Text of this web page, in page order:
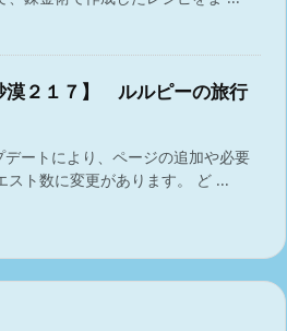
漠２１７】 ルルピーの旅行
ートにより、ページの追加や必要
スト数に変更があります。 ど ...